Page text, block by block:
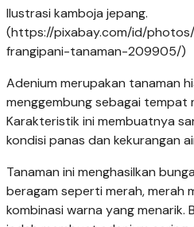
Ilustrasi kamboja jepang.
(https://pixabay.com/id/
frangipani-tanaman-209905/)
Adenium merupakan tanaman
menggembung sebagai tempat
Karakteristik ini membuatnya
kondisi panas dan kekurangan
Tanaman ini menghasilkan
beragam seperti merah, merah
kombinasi warna yang menarik.